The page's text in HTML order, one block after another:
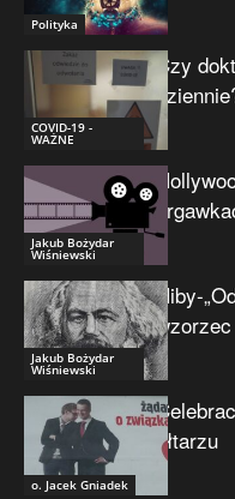
Polityka
COVID-19 -
WAŻNE
Czy
Jakub Bożydar
Wiśniewski
Jakub Bożydar
Wiśniewski
Niby-
o. Jacek Gniadek
ołtarzu